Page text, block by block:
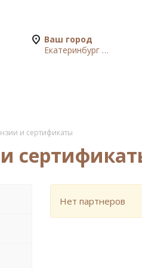
Ваш город
Екатеринбург и УРФО
и сертификаты
Нет партнеров